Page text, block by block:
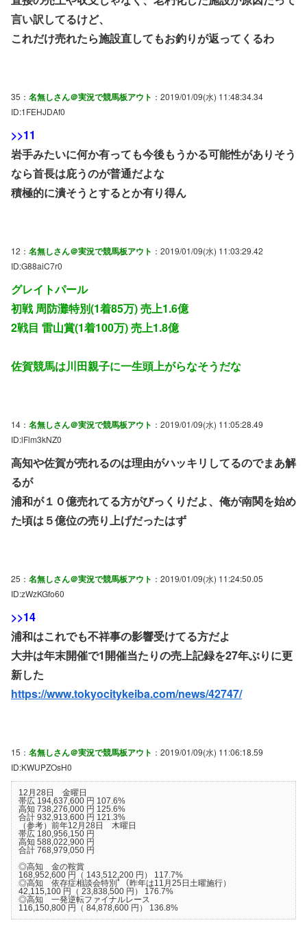
言い訳してるけど、
これだけ売れたら施設直してもお釣りが返ってくるわ
35： 名無しさん＠実況で競馬板アウト ：2019/01/09(水) 11:48:34.34
ID:1FEHJDAf0
>>11
岩手みたいに何か有っても今後もうかる可能性がありそう
なら首長は庇うのが普通だよな
積極的に潰そうとするとか有り得ん
12： 名無しさん＠実況で競馬板アウト ：2019/01/09(水) 11:03:29.42
ID:G88aiC7r0
グレイトパール
初戦 周防灘特別(1着85万) 売上1.6億
2戦目 雷山賞(1着100万) 売上1.8億
佐賀競馬は川田親子に一生頭上がらなそうだな
14： 名無しさん＠実況で競馬板アウト ：2019/01/09(水) 11:05:28.49
ID:lFlm3kNZ0
高知や佐賀が売れるのは理由がハッキリしてるのでまあ解
るが
浦和が１０億売れてる方がびっくりだよ、俺が南関を始め
た頃は５億位の売り上げだったはず
25： 名無しさん＠実況で競馬板アウト ：2019/01/09(水) 11:24:50.05
ID:zWzKGfo60
>>14
浦和はこれでも不祥事の影響受けてる方だよ
大井は年末開催で1開催当たりの売上記録を27年ぶりに更
新した
https://www.tokyocitykeiba.com/news/42747/
15： 名無しさん＠実況で競馬板アウト ：2019/01/09(水) 11:06:18.59
ID:KWUPZOsH0
12月28日 金曜日
帯広 194,637,600 円 107.6%
高知 738,276,000 円 125.6%
合計 932,913,600 円 121.3%
（参考）前年12月28日 木曜日
帯広 180,956,150 円
高知 588,022,900 円
合計 768,979,050 円
◎高知 金の鞍賞
168,952,600 円（ 143,512,200 円） 117.7%
◎高知 依存症相談会特別ﾟ（昨年は11月25日土曜施行）
42,115,100 円（ 23,838,500 円） 176.7%
◎高知 一発逆転ファイナルレース
116,150,800 円（ 84,878,600 円） 136.8%